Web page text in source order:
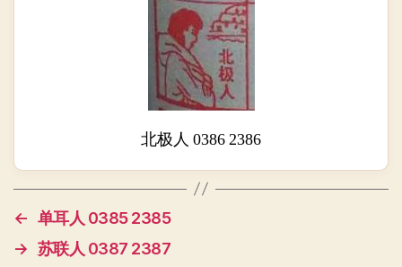
北极人 0386 2386
← 单耳人 0385 2385
→ 苏联人 0387 2387